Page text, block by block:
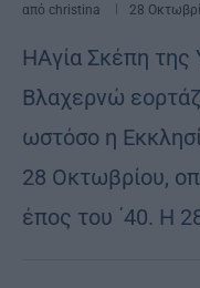
από christina 28
ΗΑγία Σκέπη της
Βλαχερνώ
ωστόσο η
28 Οκτωβρίου,
έπος του ΄40. Η